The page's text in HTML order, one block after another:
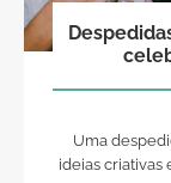
Uma
ideias criativas